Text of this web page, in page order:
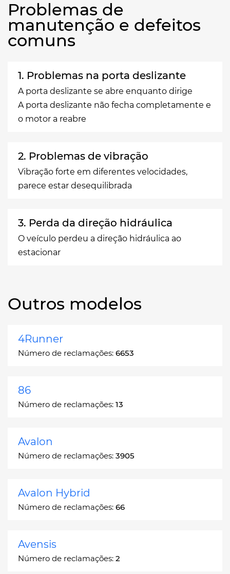
Problemas de
manutenção e defeitos
comuns
1. Problemas na porta deslizante
A porta deslizante se abre enquanto dirige
A porta deslizante não fecha completamente e
o motor a reabre
2. Problemas de vibração
Vibração forte em diferentes velocidades,
parece estar desequilibrada
3. Perda da direção hidráulica
O veículo perdeu a direção hidráulica ao
estacionar
Outros modelos
4Runner
Número de reclamações: 6653
86
Número de reclamações: 13
Avalon
Número de reclamações: 3905
Avalon Hybrid
Número de reclamações: 66
Avensis
Número de reclamações: 2